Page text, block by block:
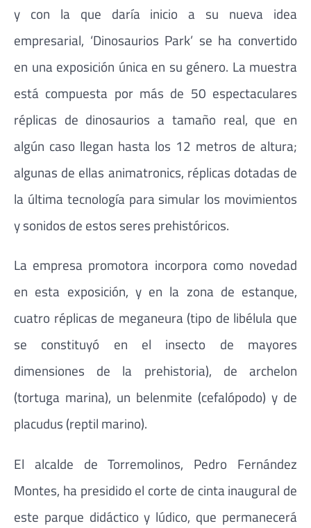
y con la que daría inicio a su nueva idea
empresarial, ‘Dinosaurios Park’ se ha convertido
en una exposición única en su género. La muestra
está compuesta por más de 50 espectaculares
réplicas de dinosaurios a tamaño real, que en
algún caso llegan hasta los 12 metros de altura;
algunas de ellas animatronics, réplicas dotadas de
la última tecnología para simular los movimientos
y sonidos de estos seres prehistóricos.
La empresa promotora incorpora como novedad
en esta exposición, y en la zona de estanque,
cuatro réplicas de meganeura (tipo de libélula que
se constituyó en el insecto de mayores
dimensiones de la prehistoria), de archelon
(tortuga marina), un belenmite (cefalópodo) y de
placudus (reptil marino).
El alcalde de Torremolinos, Pedro Fernández
Montes, ha presidido el corte de cinta inaugural de
este parque didáctico y lúdico, que permanecerá